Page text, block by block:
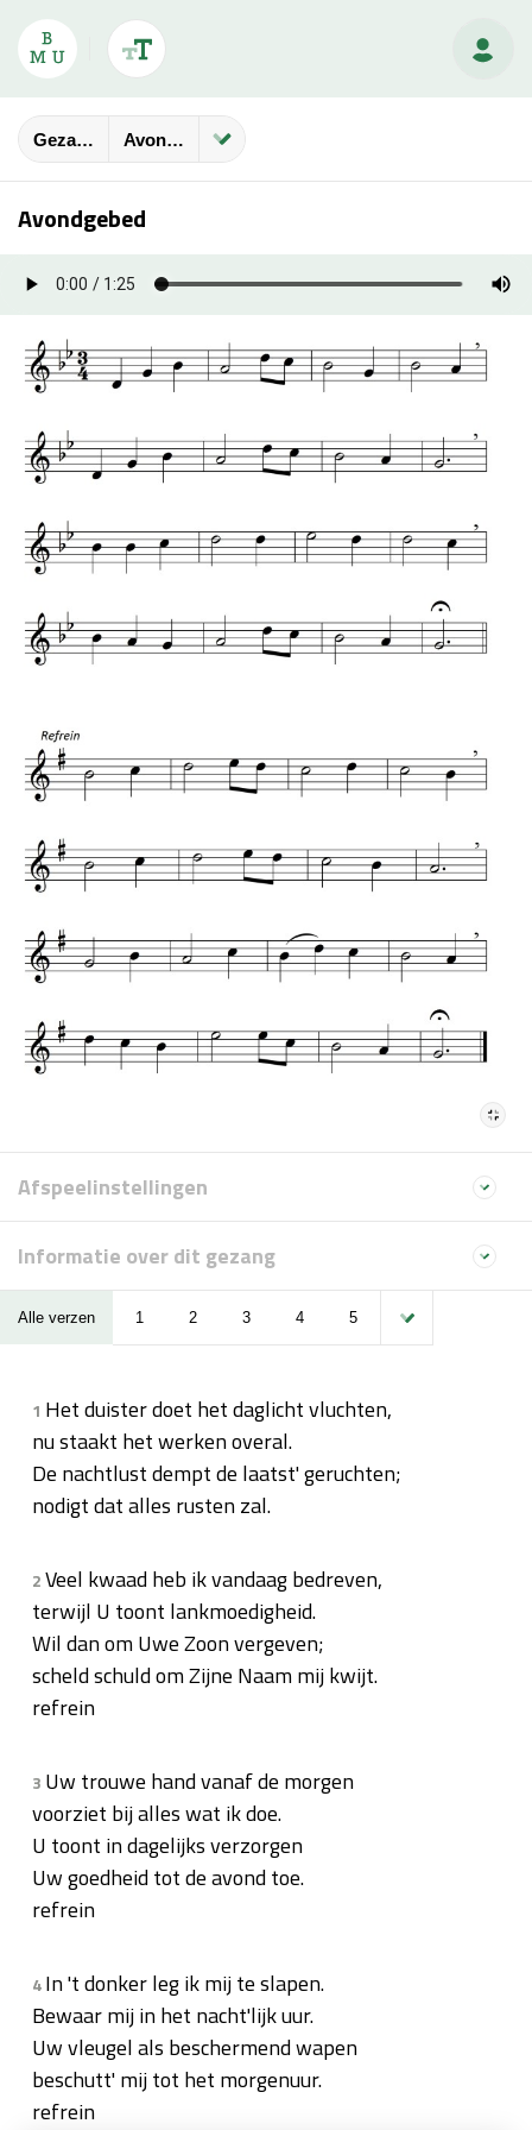
GezangbundelsAvondgebed
Avondgebed
Afspeelinstellingen
Informatie over dit gezang
Alle verzen 1 2 3 4 5
1 Het duister doet het daglicht vluchten,
nu staakt het werken overal.
De nachtlust dempt de laatst' geruchten;
nodigt dat alles rusten zal.
2Veel kwaad heb ik vandaag bedreven,
terwijl U toont lankmoedigheid.
Wil dan om Uwe Zoon vergeven;
scheld schuld om Zijne Naam mij kwijt.
refrein
3 Uw trouwe hand vanaf de morgen
voorziet bij alles wat ik doe.
U toont in dagelijks verzorgen
Uw goedheid tot de avond toe.
refrein
4In 't donker leg ik mij te slapen.
Bewaar mij in het nacht'lijk uur.
Uw vleugel als beschermend wapen
beschutt' mij tot het morgenuur.
refrein